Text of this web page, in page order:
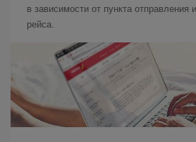
в зависимости от пункта отправления
рейса.